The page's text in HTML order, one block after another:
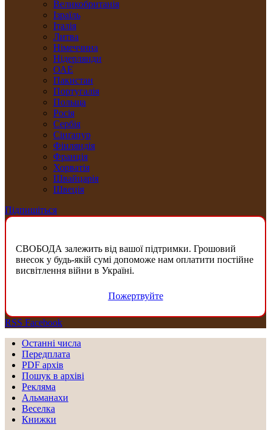
Великобританія
Ізраїль
Італія
Литва
Німеччина
Нідерлянди
ОАЕ
Пакистан
Португалія
Польща
Росія
Сербія
Сінґапур
Фінляндія
Франція
Хорватія
Швайцарія
Швеція
Підпишіться
СВОБОДА залежить від вашої підтримки. Грошовий
внесок у будь-якій сумі допоможе нам оплатити постійне
висвітлення війни в Україні.
Пожертвуйте
RSS Facebook
Останні числа
Передплата
PDF aрхів
Пошук в архіві
Рекляма
Альманахи
Веселка
Книжки